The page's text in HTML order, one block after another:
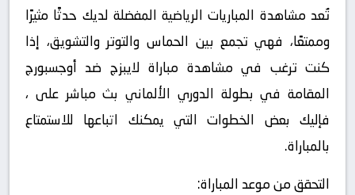
تُعد مشاهدة المباريات الرياضية المفضلة لديك حدثًا مثيرًا
وممتعًا، فهي تجمع بين الحماس والتوتر والتشويق، إذا
كنت ترغب في مشاهدة مباراة لايبزج ضد أوجسبورج
المقامة في بطولة الدوري الألماني بث مباشر على ،
فإليك بعض الخطوات التي يمكنك اتباعها للاستمتاع
بالمباراة.
التحقق من موعد المباراة: